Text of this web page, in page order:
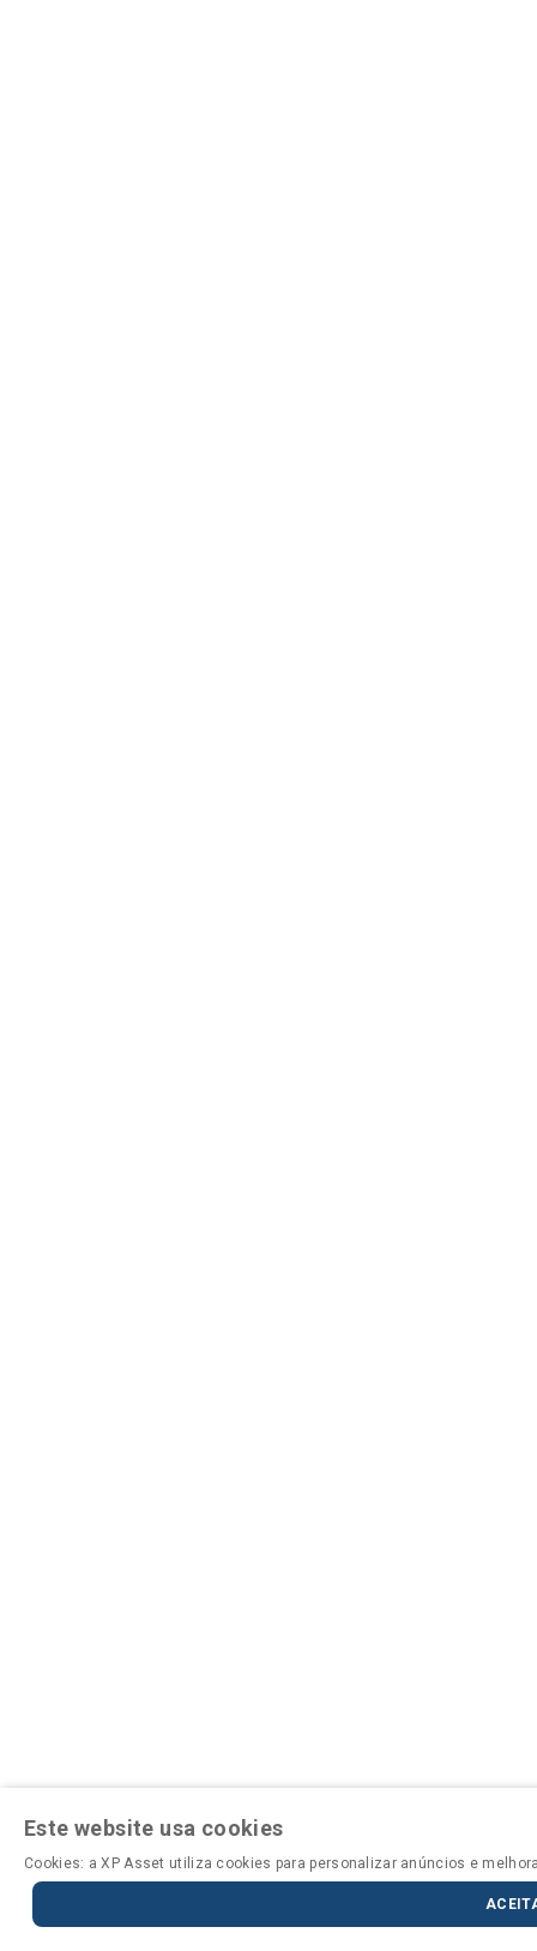
Este website usa cookies
Cookies: a XP Asset utiliza cookies para personalizar anúncios e